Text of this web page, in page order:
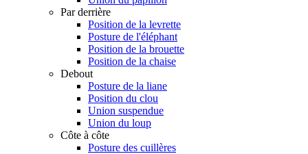
Par derrière
Position de la levrette
Posture de l'éléphant
Position de la brouette
Position de la chaise
Debout
Posture de la liane
Position du clou
Union suspendue
Union du loup
Côte à côte
Posture des cuillères